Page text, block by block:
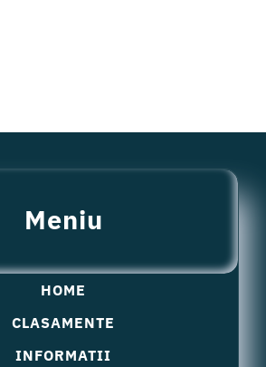
Meniu
HOME
CLASAMENTE
INFORMATII